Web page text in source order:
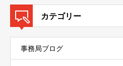
カテゴリー
事務局ブログ